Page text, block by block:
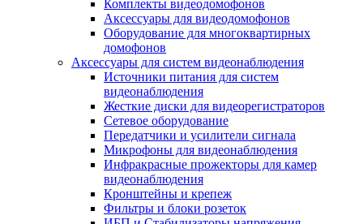
Комплекты видеодомофонов
Аксессуары для видеодомофонов
Оборудование для многоквартирных
домофонов
Аксессуары для систем видеонаблюдения
Источники питания для систем
видеонаблюдения
Жесткие диски для видеорегистраторов
Сетевое оборудование
Передатчики и усилители сигнала
Микрофоны для видеонаблюдения
Инфракрасные прожекторы для камер
видеонаблюдения
Кронштейны и крепеж
Фильтры и блоки розеток